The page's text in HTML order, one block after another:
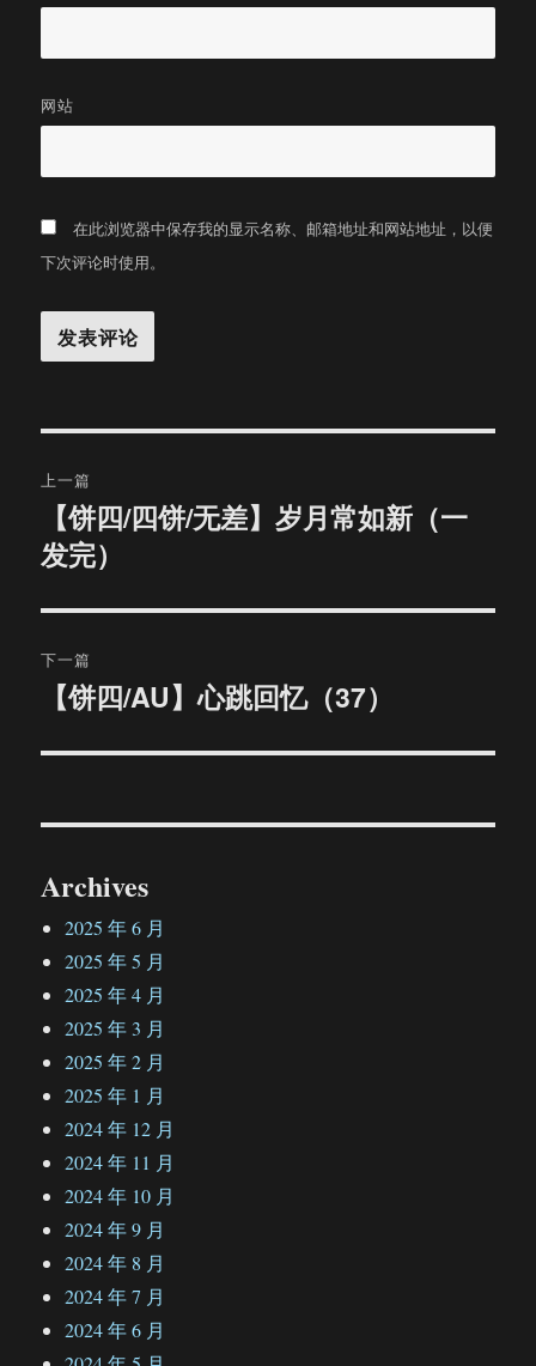
网站
在此浏览器中保存我的显示名称、邮箱地址和网站地址，以便
下次评论时使用。
章
导
航
上一篇
篇
章：
【饼四/四饼/无差】岁月常如新（一
发完）
下一篇
文
【饼四/AU】心跳回忆（37）
Archives
2025 年 6 月
2025 年 5 月
2025 年 4 月
2025 年 3 月
2025 年 2 月
2025 年 1 月
2024 年 12 月
2024 年 11 月
2024 年 10 月
2024 年 9 月
2024 年 8 月
2024 年 7 月
2024 年 6 月